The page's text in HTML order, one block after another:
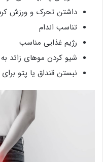
داشتن تحرک و ورزش
تناسب اندام
رژیم غذایی مناسب
شیو کردن موهای زائد
نبستن قنداق یا پتو